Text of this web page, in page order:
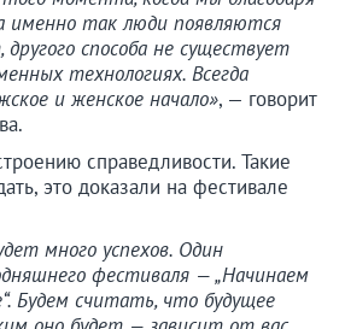
именно так люди появляются
другого способа не существует
технологиях. Всегда
и женское начало», — говорит
справедливости. Такие
это доказали на фестивале
много успехов. Один
фестиваля — „Начинаем
Будем считать, что будущее